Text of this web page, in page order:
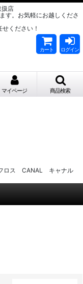
扱店
す。お気軽にお越しくださ
ください！
カート ログイン
マイページ 商品検索
ロス CANAL キャナル